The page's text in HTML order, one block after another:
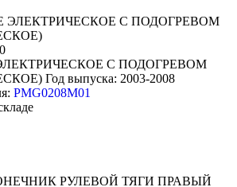
С ПОДОГРЕВОМ
Год выпуска: 2003-2008
PMG0208M01